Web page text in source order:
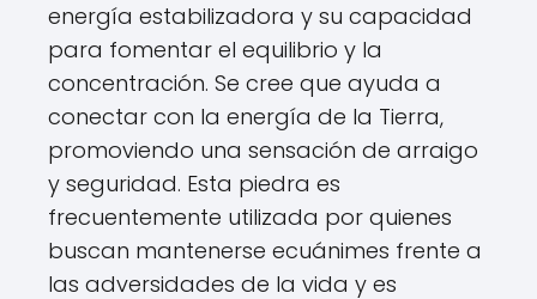
energía estabilizadora y su capacidad
para fomentar el equilibrio y la
concentración. Se cree que ayuda a
conectar con la energía de la Tierra,
promoviendo una sensación de arraigo
y seguridad. Esta piedra es
frecuentemente utilizada por quienes
buscan mantenerse ecuánimes frente a
las adversidades de la vida y es